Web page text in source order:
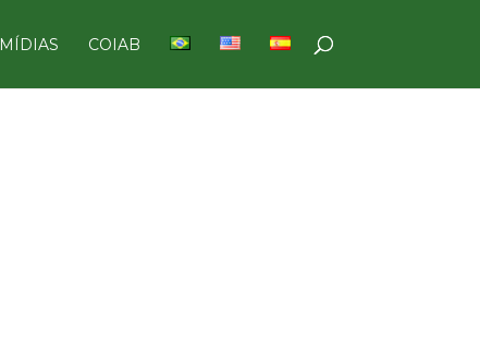
MÍDIAS COIAB